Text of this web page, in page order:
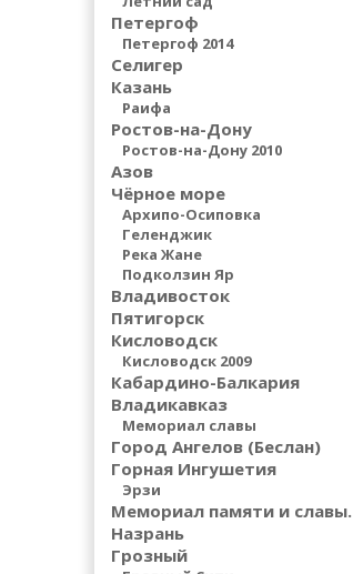
Петергоф
Петергоф 2014
Селигер
Казань
Раифа
Ростов-на-Дону
Ростов-на-Дону 2010
Азов
Чёрное море
Архипо-Осиповка
Геленджик
Река Жане
Подколзин Яр
Владивосток
Пятигорск
Кисловодск
Кисловодск 2009
Кабардино-Балкария
Владикавказ
Мемориал славы
Город Ангелов (Беслан)
Горная Ингушетия
Эрзи
Мемориал памяти и славы.
Назрань
Грозный